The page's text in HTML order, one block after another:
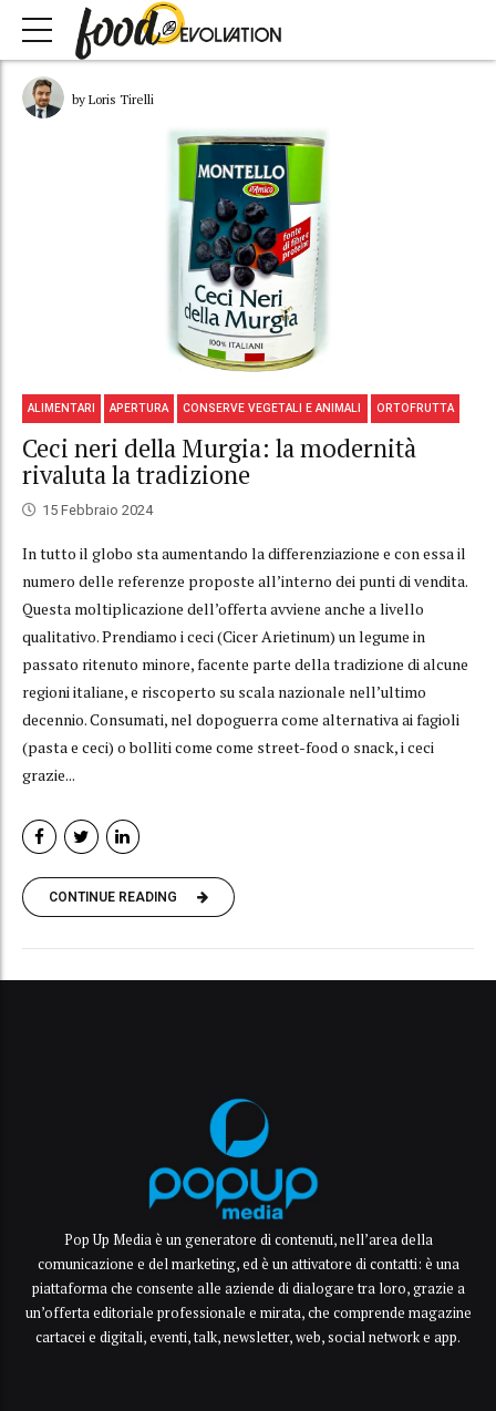
by Loris Tirelli
ALIMENTARI APERTURA CONSERVE VEGETALI E ANIMALI ORTOFRUTTA
Ceci neri della Murgia: la modernità
rivaluta la tradizione
15 Febbraio 2024
In tutto il globo sta aumentando la differenziazione e con essa il
numero delle referenze proposte all’interno dei punti di vendita.
Questa moltiplicazione dell’offerta avviene anche a livello
qualitativo. Prendiamo i ceci (Cicer Arietinum) un legume in
passato ritenuto minore, facente parte della tradizione di alcune
regioni italiane, e riscoperto su scala nazionale nell’ultimo
decennio. Consumati, nel dopoguerra come alternativa ai fagioli
(pasta e ceci) o bolliti come come street-food o snack, i ceci
grazie...
CONTINUE READING
Pop Up Media è un generatore di contenuti, nell’area della
comunicazione e del marketing, ed è un attivatore di contatti: è una
piattaforma che consente alle aziende di dialogare tra loro, grazie a
un’offerta editoriale professionale e mirata, che comprende magazine
cartacei e digitali, eventi, talk, newsletter, web, social network e app.